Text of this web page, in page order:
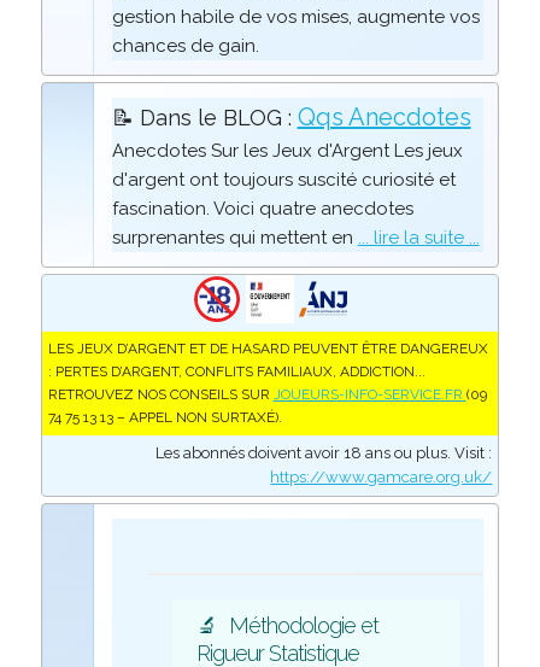
gestion habile de vos mises, augmente vos
chances de gain.
📝 Dans le BLOG : Qqs Anecdotes
Anecdotes Sur les Jeux d'Argent Les jeux
d'argent ont toujours suscité curiosité et
fascination. Voici quatre anecdotes
surprenantes qui mettent en ... lire la suite ...
LES JEUX D’ARGENT ET DE HASARD PEUVENT ÊTRE DANGEREUX
: PERTES D’ARGENT, CONFLITS FAMILIAUX, ADDICTION...
RETROUVEZ NOS CONSEILS SUR JOUEURS-INFO-SERVICE.FR (09
74 75 13 13 – APPEL NON SURTAXÉ).
Les abonnés doivent avoir 18 ans ou plus. Visit :
https://www.gamcare.org.uk/
🔬
Méthodologie et
Rigueur Statistique